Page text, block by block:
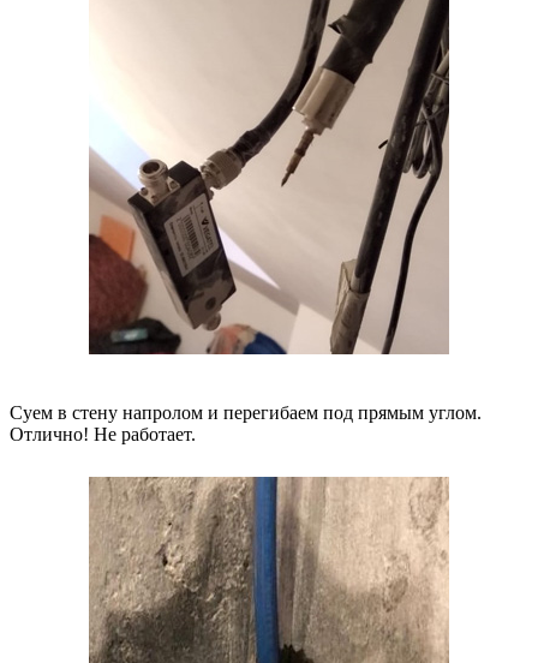
Суем в стену напролом и перегибаем под прямым углом.
Отлично! Не работает.